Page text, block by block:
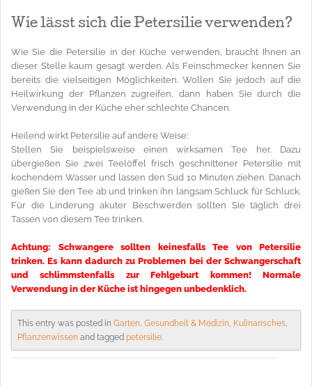
Wie lässt sich die Petersilie verwenden?
Wie Sie die Petersilie in der Küche verwenden, braucht Ihnen an
dieser Stelle kaum gesagt werden. Als Feinschmecker kennen Sie
bereits die vielseitigen Möglichkeiten. Wollen Sie jedoch auf die
Heilwirkung der Pflanzen zugreifen, dann haben Sie durch die
Verwendung in der Küche eher schlechte Chancen.
Heilend wirkt Petersilie auf andere Weise:
Stellen Sie beispielsweise einen wirksamen Tee her. Dazu
übergießen Sie zwei Teelöffel frisch geschnittener Petersilie mit
kochendem Wasser und lassen den Sud 10 Minuten ziehen. Danach
gießen Sie den Tee ab und trinken ihn langsam Schluck für Schluck.
Für die Linderung akuter Beschwerden sollten Sie täglich drei
Tassen von diesem Tee trinken.
Achtung: Schwangere sollten keinesfalls Tee von Petersilie
trinken. Es kann dadurch zu Problemen bei der Schwangerschaft
und schlimmstenfalls zur Fehlgeburt kommen! Normale
Verwendung in der Küche ist hingegen unbedenklich.
This entry was posted in Garten, Gesundheit & Medizin, Kulinarisches,
Pflanzenwissen and tagged petersilie.